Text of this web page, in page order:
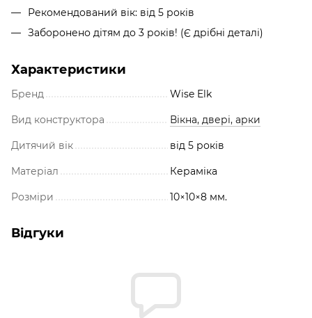
Рекомендований вік: від 5 років
Заборонено дітям до 3 років! (Є дрібні деталі)
Характеристики
Бренд Wise Elk
Вид конструктора Вікна, двері, арки
Дитячий вік від 5 років
Матеріал Кераміка
Розміри 10×10×8 мм.
Відгуки